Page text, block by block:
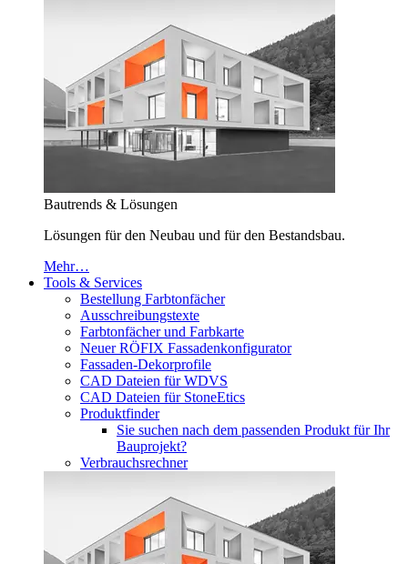
Bautrends & Lösungen
Lösungen für den Neubau und für den Bestandsbau.
Mehr…
Tools & Services
Bestellung Farbtonfächer
Ausschreibungstexte
Farbtonfächer und Farbkarte
Neuer RÖFIX Fassadenkonfigurator
Fassaden-Dekorprofile
CAD Dateien für WDVS
CAD Dateien für StoneEtics
Produktfinder
Sie suchen nach dem passenden Produkt für Ihr
Bauprojekt?
Verbrauchsrechner